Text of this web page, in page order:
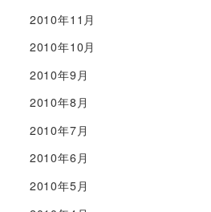
2010年11月
2010年10月
2010年9月
2010年8月
2010年7月
2010年6月
2010年5月